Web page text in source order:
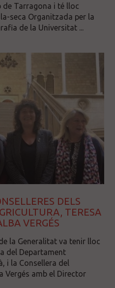
de Tarragona i té lloc
seca Organitzada per la
de la Universitat ...
DELS
TERESA
VERGÉS
la Generalitat va tenir lloc
del Departament
i la Consellera del
Vergés amb el Director